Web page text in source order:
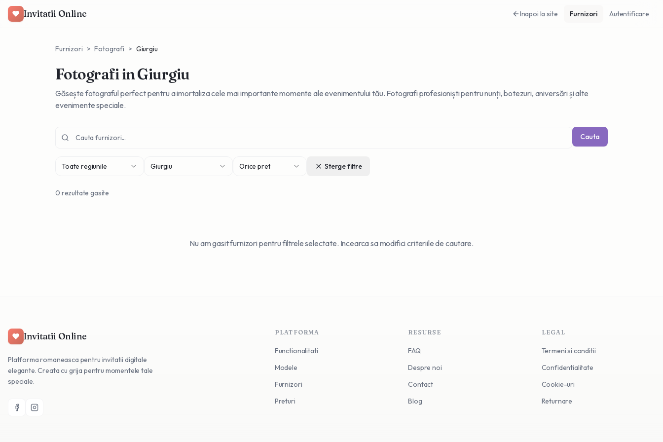
Invitatii Online Inapoi la site Furnizori Autentificare
Furnizori > Fotografi > Giurgiu
Fotografiin Giurgiu
Găsește fotograful perfect pentru a imortaliza cele mai importante momente ale evenimentului tău. Fotografi profesioniști pentru nunți, botezuri, aniversări și alte
evenimente speciale.
Cauta
Toate regiunile Giurgiu Orice pret Sterge filtre
0 rezultate gasite
Nu am gasit furnizori pentru filtrele selectate. Incearca sa modifici criteriile de cautare.
Invitatii Online
Platforma romaneasca pentru invitatii digitale
elegante. Creata cu grija pentru momentele tale
speciale.
PLATFORMA
Functionalitati
Modele
Furnizori
Preturi
RESURSE
FAQ
Despre noi
Contact
Blog
LEGAL
Termeni si conditii
Confidentialitate
Cookie-uri
Returnare